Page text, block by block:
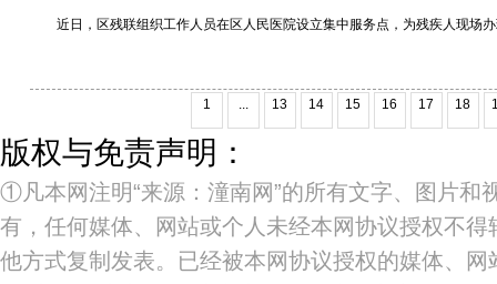
近日，区残联组织工作人员在区人民医院设立集中服务点，为残疾人现场
1 ... 13 14 15 16 17 18
版权与免责声明：
①凡本网注明“来源：潼南网”的所有文字、图片和
有，任何媒体、网站或个人未经本网协议授权不
他方式复制发表。已经被本网协议授权的媒体、